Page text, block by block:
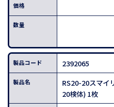
2392065
RS20-20スマイ
20検体) 1枚